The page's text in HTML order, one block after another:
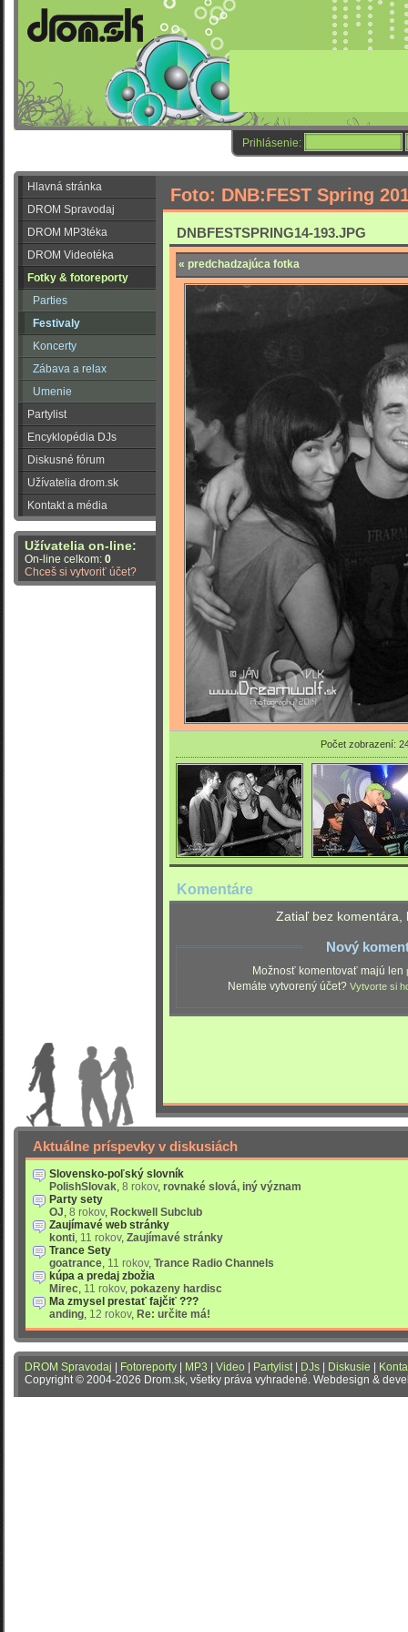
Prihlásenie:
Hlavná stránka
DROM Spravodaj
DROM MP3téka
DROM Videotéka
Fotky & fotoreporty
Parties
Festivaly
Koncerty
Zábava a relax
Umenie
Partylist
Encyklopédia DJs
Diskusné fórum
Užívatelia drom.sk
Kontakt a média
Užívatelia on-line:
On-line celkom: 0
Chceš si vytvoriť účet?
Foto: DNB:FEST Spring
DNBFESTSPRING14-193.JPG
« predchadzajúca fotka
Počet zobrazení:
Komentáre
Zatiaľ bez komentára,
Nový
Možnosť komentovať majú len
Nemáte vytvorený účet? Vytvorte si
Aktuálne príspevky v diskusiách
Slovensko-poľský slovník
PolishSlovak, 8 rokov, rovnaké slová, iný význam
Party sety
OJ, 8 rokov, Rockwell Subclub
Zaujímavé web stránky
konti, 11 rokov, Zaujímavé stránky
Trance Sety
goatrance, 11 rokov, Trance Radio Channels
kúpa a predaj zbožia
Mirec, 11 rokov, pokazeny hardisc
Ma zmysel prestať fajčiť ???
anding, 12 rokov, Re: určite má!
DROM Spravodaj Fotoreporty MP3 Video Partylist| DJs Diskusie
Copyright © 2004-2026 Drom.sk, všetky práva vyhradené. Webdesign &